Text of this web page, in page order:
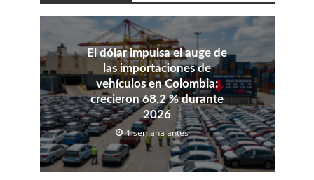
El dólar impulsa el auge de
las importaciones de
vehículos en Colombia:
crecieron 68,2 % durante
2026
1 semana antes